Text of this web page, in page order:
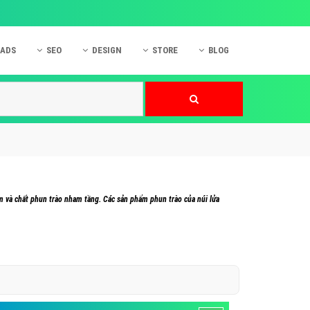
SEO DESIGN STORE BLOG
chất phun trào nham tầng. Các sản phẩm phun trào của núi lửa